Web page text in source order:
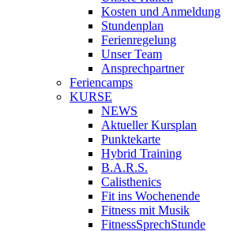
Kosten und Anmeldung
Stundenplan
Ferienregelung
Unser Team
Ansprechpartner
Feriencamps
KURSE
NEWS
Aktueller Kursplan
Punktekarte
Hybrid Training
B.A.R.S.
Calisthenics
Fit ins Wochenende
Fitness mit Musik
FitnessSprechStunde